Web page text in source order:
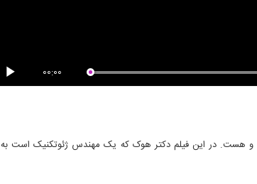
00:00
و هست. در این فیلم دکتر هوک که یک مهندس ژئوتکنیک است به